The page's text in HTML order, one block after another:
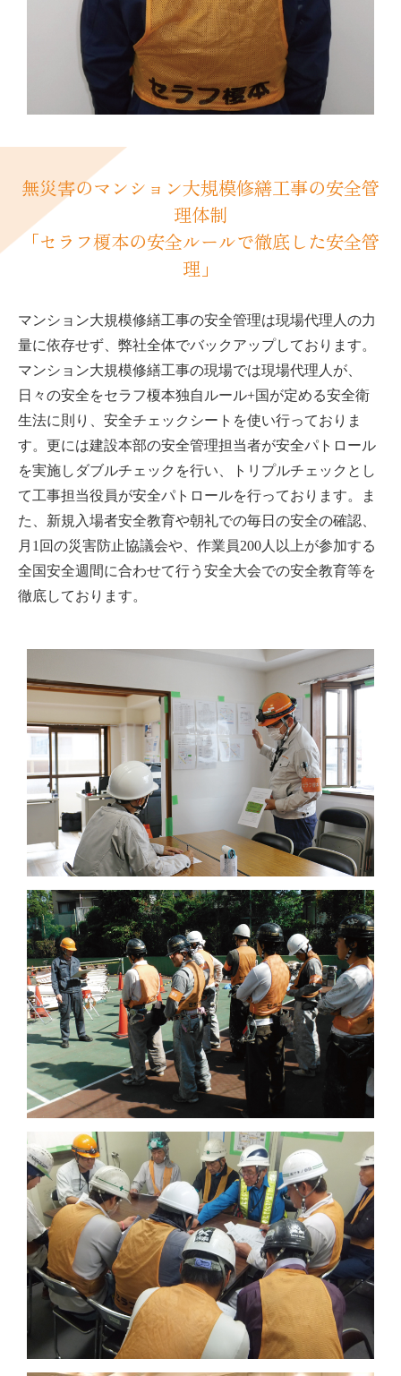
無災害のマンション大規模修繕工事の安全管
理体制
「セラフ榎本の安全ルールで徹底した安全管
理」
マンション大規模修繕工事の安全管理は現場代理人の力
量に依存せず、弊社全体でバックアップしております。
マンション大規模修繕工事の現場では現場代理人が、
日々の安全をセラフ榎本独自ルール+国が定める安全衛
生法に則り、安全チェックシートを使い行っておりま
す。更には建設本部の安全管理担当者が安全パトロール
を実施しダブルチェックを行い、トリプルチェックとし
て工事担当役員が安全パトロールを行っております。ま
た、新規入場者安全教育や朝礼での毎日の安全の確認、
月1回の災害防止協議会や、作業員200人以上が参加する
全国安全週間に合わせて行う安全大会での安全教育等を
徹底しております。